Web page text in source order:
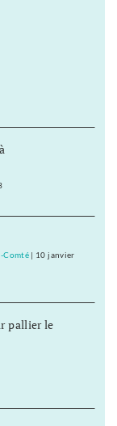
Comté| 10 janvier
pallier le